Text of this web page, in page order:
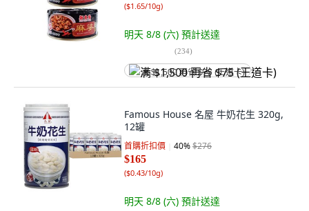
($1.65/10g)
明天 8/8 (六) 預計送達
(234)
满 $1,500 再省 $75 (王道卡)
Famous House 名屋 牛奶花生 320g,
12罐
首購折扣價 40%$276
$165
($0.43/10g)
明天 8/8 (六) 預計送達